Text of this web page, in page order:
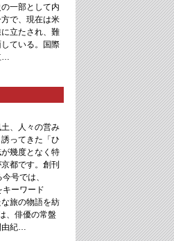
一部として内
で、現在は米
立たされ、難
ている。国際
…
、人々の営み
ってきた「ひ
幾度となく特
都です。創刊
号では、
キーワード
旅の物語を紡
、俳優の常盤
由紀…